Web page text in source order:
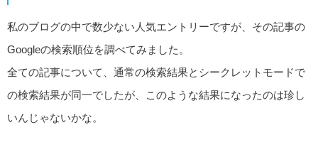
私のブログの中で数少ない人気エントリーですが、その記事の
Googleの検索順位を調べてみました。
全ての記事について、通常の検索結果とシークレットモードで
の検索結果が同一でしたが、このような結果になったのは珍し
いんじゃないかな。